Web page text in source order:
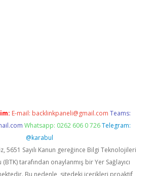
E-mail: backlinkpaneli@gmail.com Teams:
Whatsapp: 0262 606 0 726 Telegram:
@karabul
5651 Sayılı Kanun gereğince Bilgi Teknolojileri
tarafından onaylanmış bir Yer Sağlayıcı
Bu nedenle, sitedeki içerikleri proaktif